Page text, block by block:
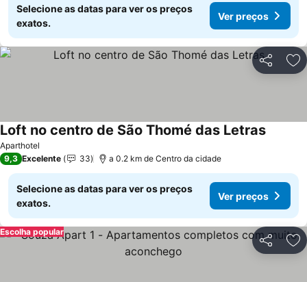
Selecione as datas para ver os preços
exatos.
Ver preços
Partilhar
Aparthotel
Loft no centro de São Thomé das Letras
9,3 Excelente 33 a 0.2 km de Centro da cidade
Selecione as datas para ver os preços
exatos.
Ver preços
Partilhar
Escolha popular